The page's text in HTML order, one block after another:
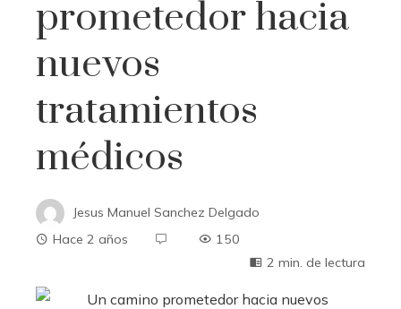
prometedor hacia
nuevos
tratamientos
médicos
Jesus Manuel Sanchez Delgado
Hace 2 años
150
2 min. de lectura